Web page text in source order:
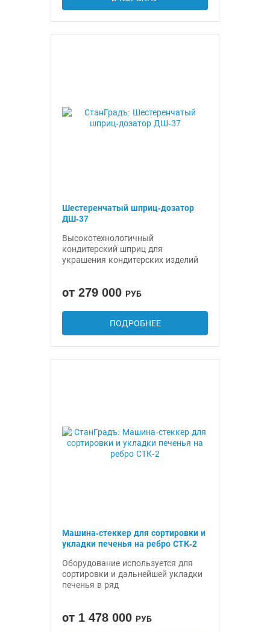
Шестеренчатый шприц-дозатор
ДШ-37
Высокотехнологичный
кондитерский шприц для
украшения кондитерских изделий
от 279 000 РУБ
ПОДРОБНЕЕ
Машина-стеккер для сортировки и
укладки печенья на ребро СТК-2
Оборудование используется для
сортировки и дальнейшей укладки
печенья в ряд
от 1 478 000 РУБ